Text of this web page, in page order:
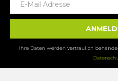
Ihre Daten werden vertraulich